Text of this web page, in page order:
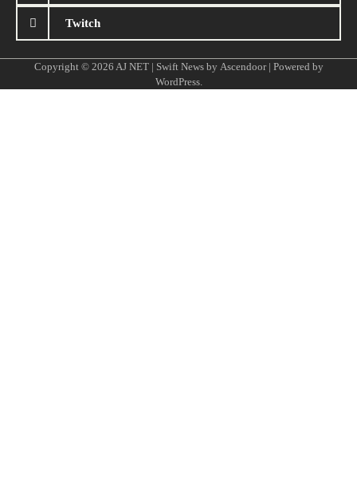
Twitch
Copyright © 2026 AJ NET| Swift News by Ascendoor| Powered by
WordPress.